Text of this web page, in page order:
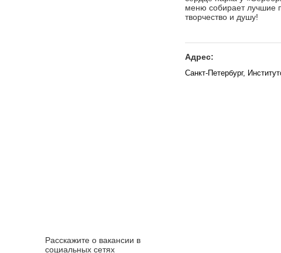
меню собирает лучшие
творчество и душу!
Адрес:
Санкт-Петербург,
Расскажите о вакансии в
социальных сетях